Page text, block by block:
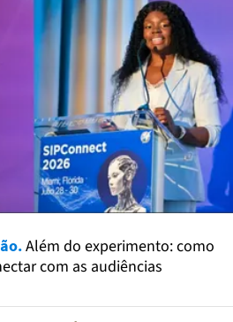
Além do experimento: como
com as audiências